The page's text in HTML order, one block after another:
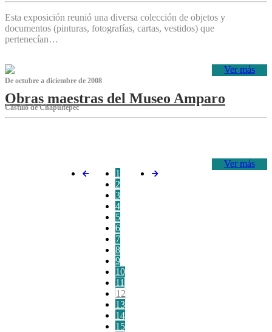
Esta exposición reunió una diversa colección de objetos y
documentos (pinturas, fotografías, cartas, vestidos) que
pertenecían…
Ver más
De octubre a diciembre de 2008
Obras maestras del Museo Amparo
Castillo de Chapultepec
Ver más
1
2
3
4
5
6
7
8
9
10
11
12
13
14
15